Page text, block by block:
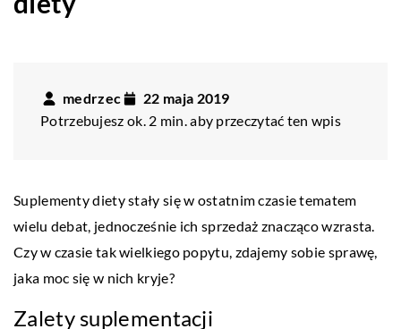
medrzec
22 maja 2019
Potrzebujesz ok. 2 min. aby przeczytać ten wpis
Suplementy diety stały się w ostatnim czasie tematem
wielu debat, jednocześnie ich sprzedaż znacząco wzrasta.
Czy w czasie tak wielkiego popytu, zdajemy sobie sprawę,
jaka moc się w nich kryje?
Zalety suplementacji